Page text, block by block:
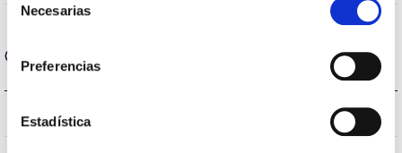
Necesarias
Preferencias
Estadística
Carcasa y Acabado
IP Índice de estanqueidad IP20